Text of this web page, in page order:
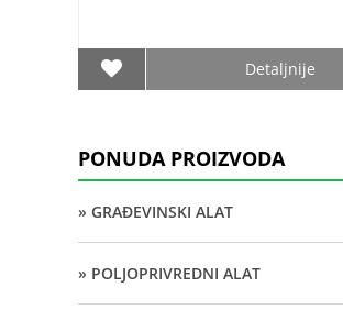
Detaljnije
PONUDA PROIZVODA
» GRAĐEVINSKI ALAT
» POLJOPRIVREDNI ALAT